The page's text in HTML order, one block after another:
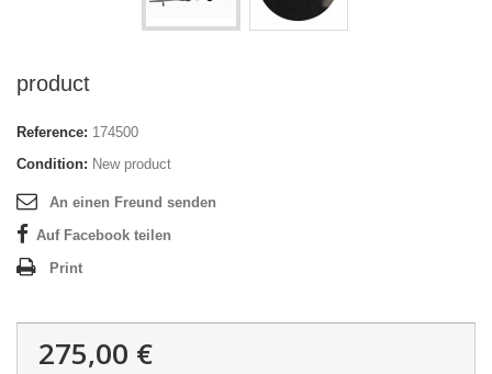
product
Reference: 174500
Condition: New product
An einen Freund senden
Auf Facebook teilen
Print
275,00 €